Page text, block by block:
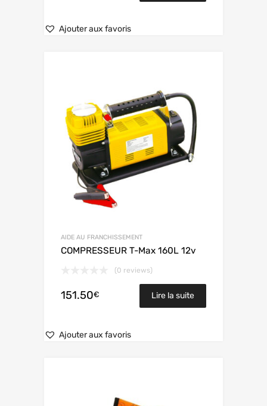
Ajouter aux favoris
AIDE AU FRANCHISSEMENT
COMPRESSEUR T-Max 160L 12v
(0 reviews)
151.50€ Lire la suite
Ajouter aux favoris